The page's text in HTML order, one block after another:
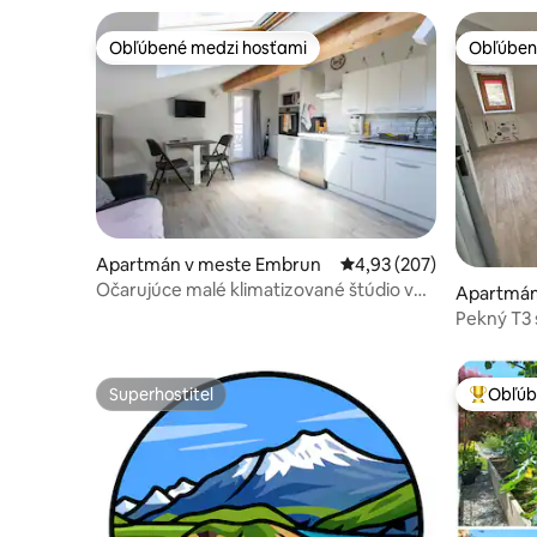
Obľúbené medzi hosťami
Obľúbené medzi hosťami
Apartmán v meste Embrun Priemerné
4,93 (207)
Očarujúce malé klimatizované štúdio v
Pekný
Superhostiteľ
Superhostiteľ